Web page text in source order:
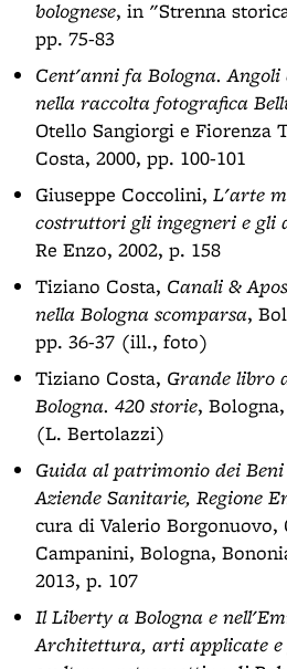
bolognese, in "Strenna
pp. 75-83
Cent'anni fa Bologna.
nella raccolta fotografica
Otello Sangiorgi e Fiorenza
Costa, 2000, pp. 100-101
Giuseppe Coccolini, L'arte
costruttori gli ingegneri e gli
Re Enzo, 2002, p. 158
Tiziano Costa, Canali &
nella Bologna scomparsa,
pp. 36-37 (ill., foto)
Tiziano Costa, Grande libro
Bologna. 420 storie,
(L. Bertolazzi)
Guida al patrimonio dei
Aziende Sanitarie, Regione
cura di Valerio Borgonuovo,
Campanini, Bologna,
2013, p. 107
Il Liberty a Bologna e
Architettura, arti applicate